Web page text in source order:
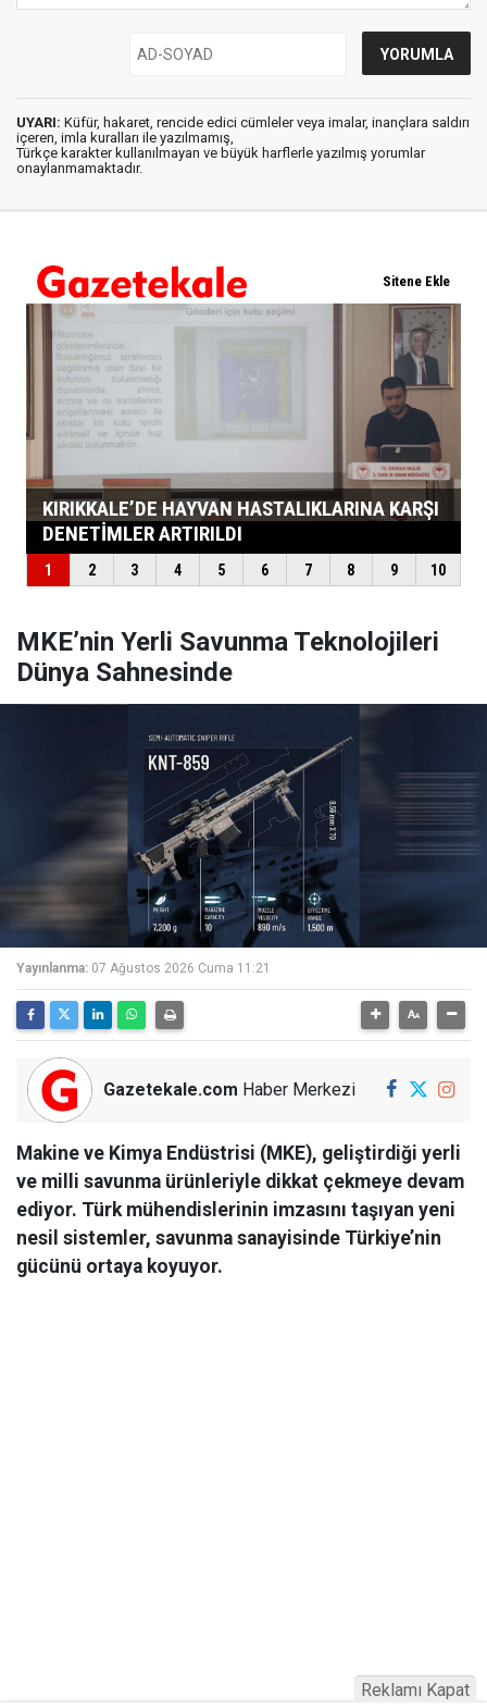
UYARI: Küfür, hakaret, rencide edici cümleler veya imalar, inançlara saldırı
içeren, imla kuralları ile yazılmamış,
Türkçe karakter kullanılmayan ve büyük harflerle yazılmış yorumlar
onaylanmamaktadır.
MKE’nin Yerli Savunma Teknolojileri
Dünya Sahnesinde
Yayınlanma: 07 Ağustos 2026 Cuma 11:21
Gazetekale.com Haber Merkezi
Makine ve Kimya Endüstrisi (MKE), geliştirdiği yerli
ve milli savunma ürünleriyle dikkat çekmeye devam
ediyor. Türk mühendislerinin imzasını taşıyan yeni
nesil sistemler, savunma sanayisinde Türkiye’nin
gücünü ortaya koyuyor.
Reklamı Kapat